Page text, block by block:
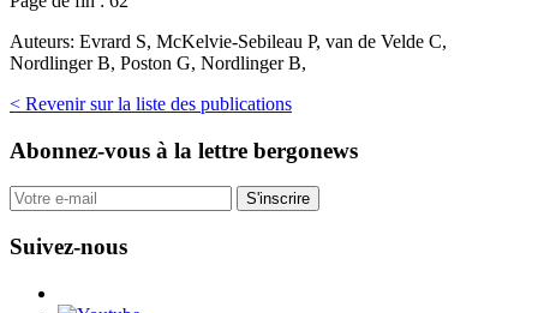
Auteurs: Evrard S, McKelvie-Sebileau P, van de Velde C,
Nordlinger B, Poston G, Nordlinger B,
< Revenir sur la liste des publications
Abonnez-vous à la lettre bergonews
S'inscrire
Suivez-nous